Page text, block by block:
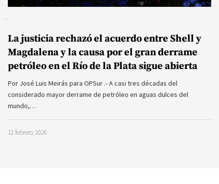
La justicia rechazó el acuerdo entre Shell y
Magdalena y la causa por el gran derrame
petróleo en el Río de la Plata sigue abierta
Por José Luis Meirás para OPSur .- A casi tres décadas del
considerado mayor derrame de petróleo en aguas dulces del
mundo,…
12 febrero, 2026